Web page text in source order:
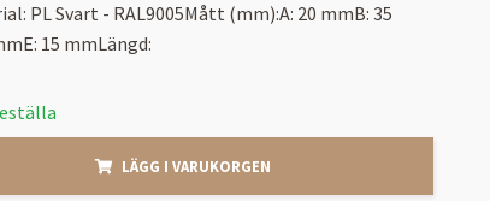
PL Svart - RAL9005Mått (mm):A: 20 mmB: 35
15 mmLängd:
LÄGG I VARUKORGEN